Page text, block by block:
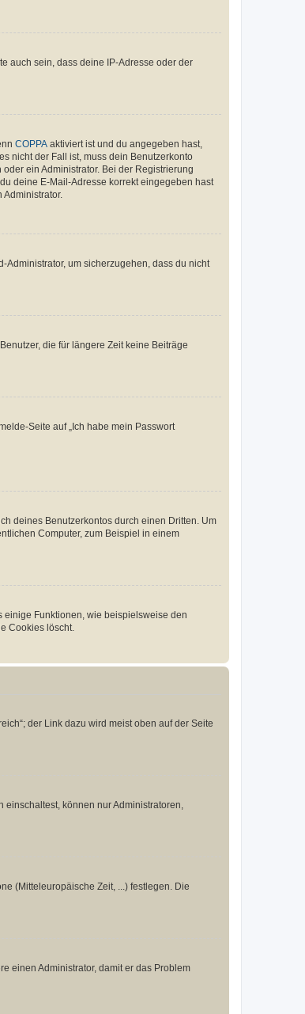
auch sein, dass deine IP-Adresse oder der
COPPA aktiviert ist und du angegeben hast,
nicht der Fall ist, muss dein Benutzerkonto
ein Administrator. Bei der Registrierung
deine E-Mail-Adresse korrekt eingegeben hast
um sicherzugehen, dass du nicht
die für längere Zeit keine Beiträge
Seite auf „Ich habe mein Passwort
deines Benutzerkontos durch einen Dritten. Um
Computer, zum Beispiel in einem
einige Funktionen, wie beispielsweise den
Cookies löscht.
der Link dazu wird meist oben auf der Seite
können nur Administratoren,
(Mitteleuropäische Zeit, ...) festlegen. Die
einen Administrator, damit er das Problem